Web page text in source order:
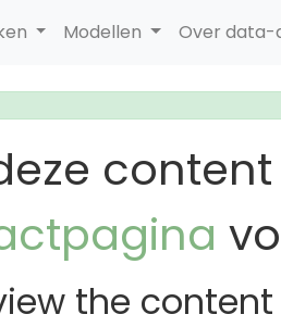
Modellen Over data-
the content